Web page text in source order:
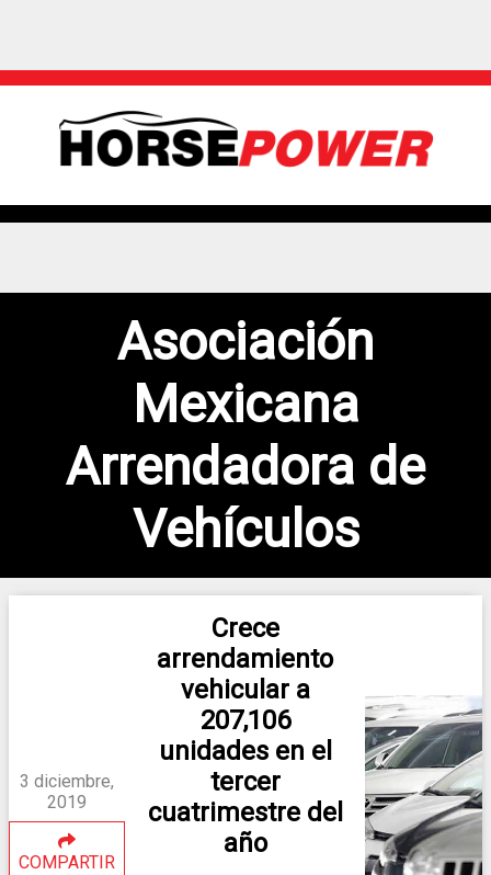
Asociación
Mexicana
Arrendadora de
Vehículos
3 diciembre,
2019
COMPARTIR
Crece
arrendamiento
vehicular a
207,106
unidades en el
tercer
cuatrimestre del
año